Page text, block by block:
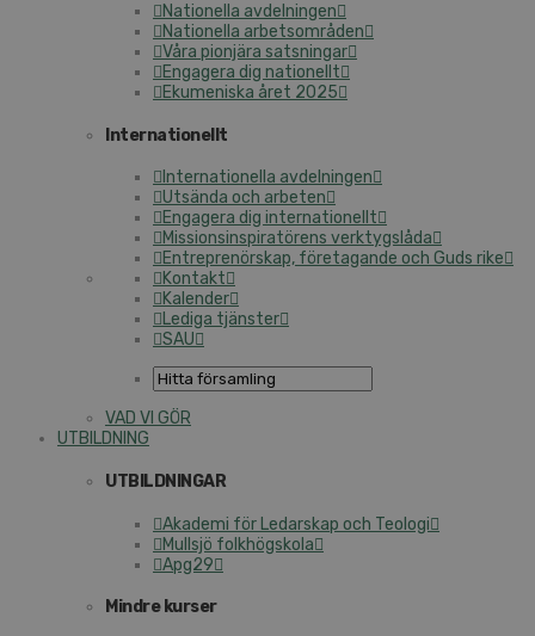
Nationella avdelningen
Nationella arbetsområden
Våra pionjära satsningar
Engagera dig nationellt
Ekumeniska året 2025
Internationellt
Internationella avdelningen
Utsända och arbeten
Engagera dig internationellt
Missionsinspiratörens verktygslåda
Entreprenörskap, företagande och Guds rike
Kontakt
Kalender
Lediga tjänster
SAU
VAD VI GÖR
UTBILDNING
UTBILDNINGAR
Akademi för Ledarskap och Teologi
Mullsjö folkhögskola
Apg29
Mindre kurser